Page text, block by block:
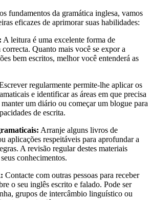
fundamentos da gramática inglesa, vamos
eficazes de aprimorar suas habilidades:
A leitura é uma excelente forma de
Quanto mais você se expor a
bem escritos, melhor você entenderá as
regularmente permite-lhe aplicar os
e identificar as áreas em que precisa
um diário ou começar um blogue para
de escrita.
Arranje alguns livros de
aplicações respeitáveis para aprofundar a
A revisão regular destes materiais
conhecimentos.
Contacte com outras pessoas para receber
o seu inglês escrito e falado. Pode ser
grupos de intercâmbio linguístico ou